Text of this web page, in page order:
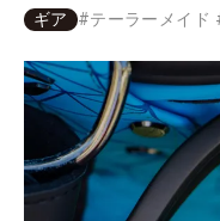
ギア #テーラーメイド